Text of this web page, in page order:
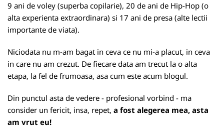
9 ani de voley (superba copilarie), 20 de ani de Hip-Hop (o
alta experienta extraordinara) si 17 ani de presa (alte lectii
importante de viata).
Niciodata nu m-am bagat in ceva ce nu mi-a placut, in ceva
in care nu am crezut. De fiecare data am trecut la o alta
etapa, la fel de frumoasa, asa cum este acum blogul.
Din punctul asta de vedere - profesional vorbind - ma
consider un fericit, insa, repet, a fost alegerea mea, asta
am vrut eu!